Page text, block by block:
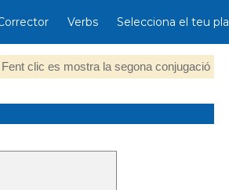
Verbs Selecciona el teu pla
Fent clic es mostra la segona conjugació